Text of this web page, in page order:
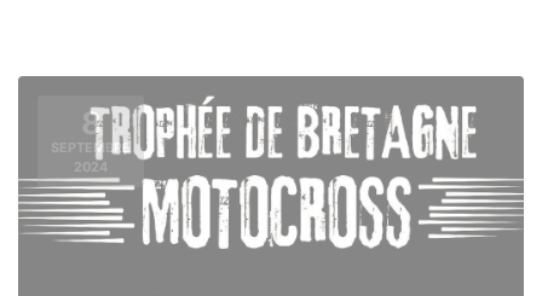
8
SEPTEMBRE
2024